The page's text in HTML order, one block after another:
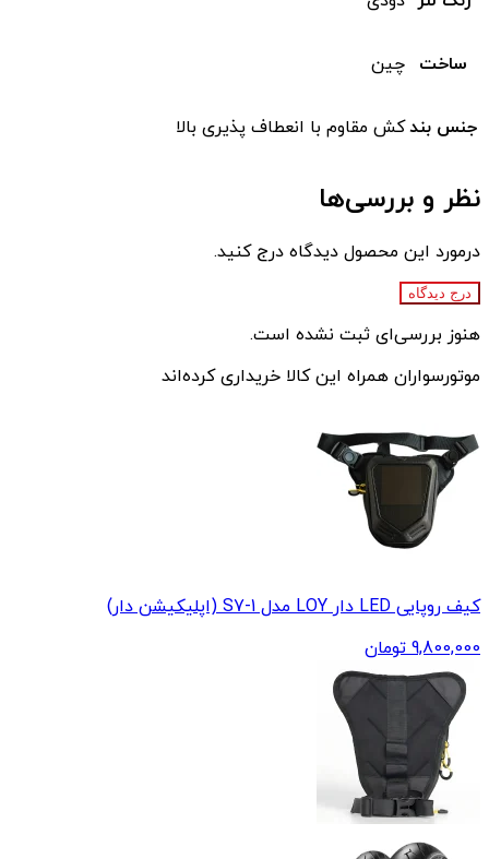
ساخت چین
جنس بندکش مقاوم با انعطاف پذیری بالا
نظر و بررسی‌ها
درمورد این محصول دیدگاه درج کنید.
درج دیدگاه
هنوز بررسی‌ای ثبت نشده است.
موتورسواران همراه این کالا خریداری کرده‌اند
کیف روپایی LED دار LOY مدل S7-1 (اپلیکیشن دار)
9,800,000 تومان